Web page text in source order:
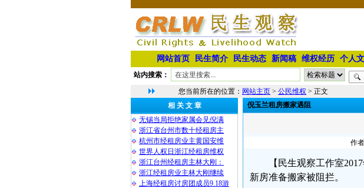
网站首页 民生简介 民生动态 新闻稿 维权经历 个人
站内搜索：
您当前所在的位置： 网站主页 > 公民维权 > 正文
相 关 文 章
无锡当局拒绝家属会见倪满
浙江省台州市数十经租房主
杭州市经租房业主黄国安维
世界人权日浙江经租房维权
浙江台州经租房主林大刚：
浙江经租房业主林大刚继续
上海经租房讨房团成员9.18游
倪玉兰租房搬家遇阻
作
【民生观察工作室
新房准备搬家被阻拦。